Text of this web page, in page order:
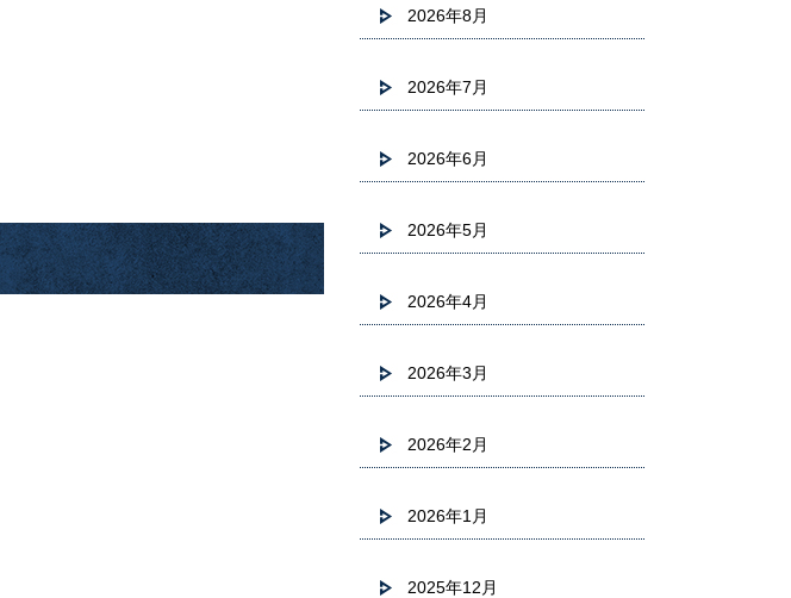
2026年8月
2026年7月
2026年6月
2026年5月
2026年4月
2026年3月
2026年2月
2026年1月
2025年12月